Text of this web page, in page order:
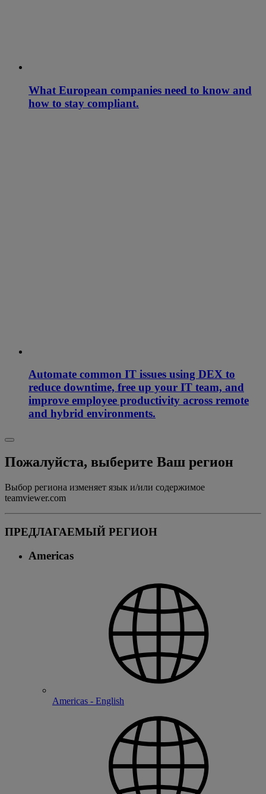
What European companies need to know and
how to stay compliant.
Automate common IT issues using DEX to
reduce downtime, free up your IT team, and
improve employee productivity across remote
and hybrid environments.
Пожалуйста, выберите Ваш регион
Выбор региона изменяет язык и/или содержимое
teamviewer.com
ПРЕДЛАГАЕМЫЙ РЕГИОН
Americas
Americas - English